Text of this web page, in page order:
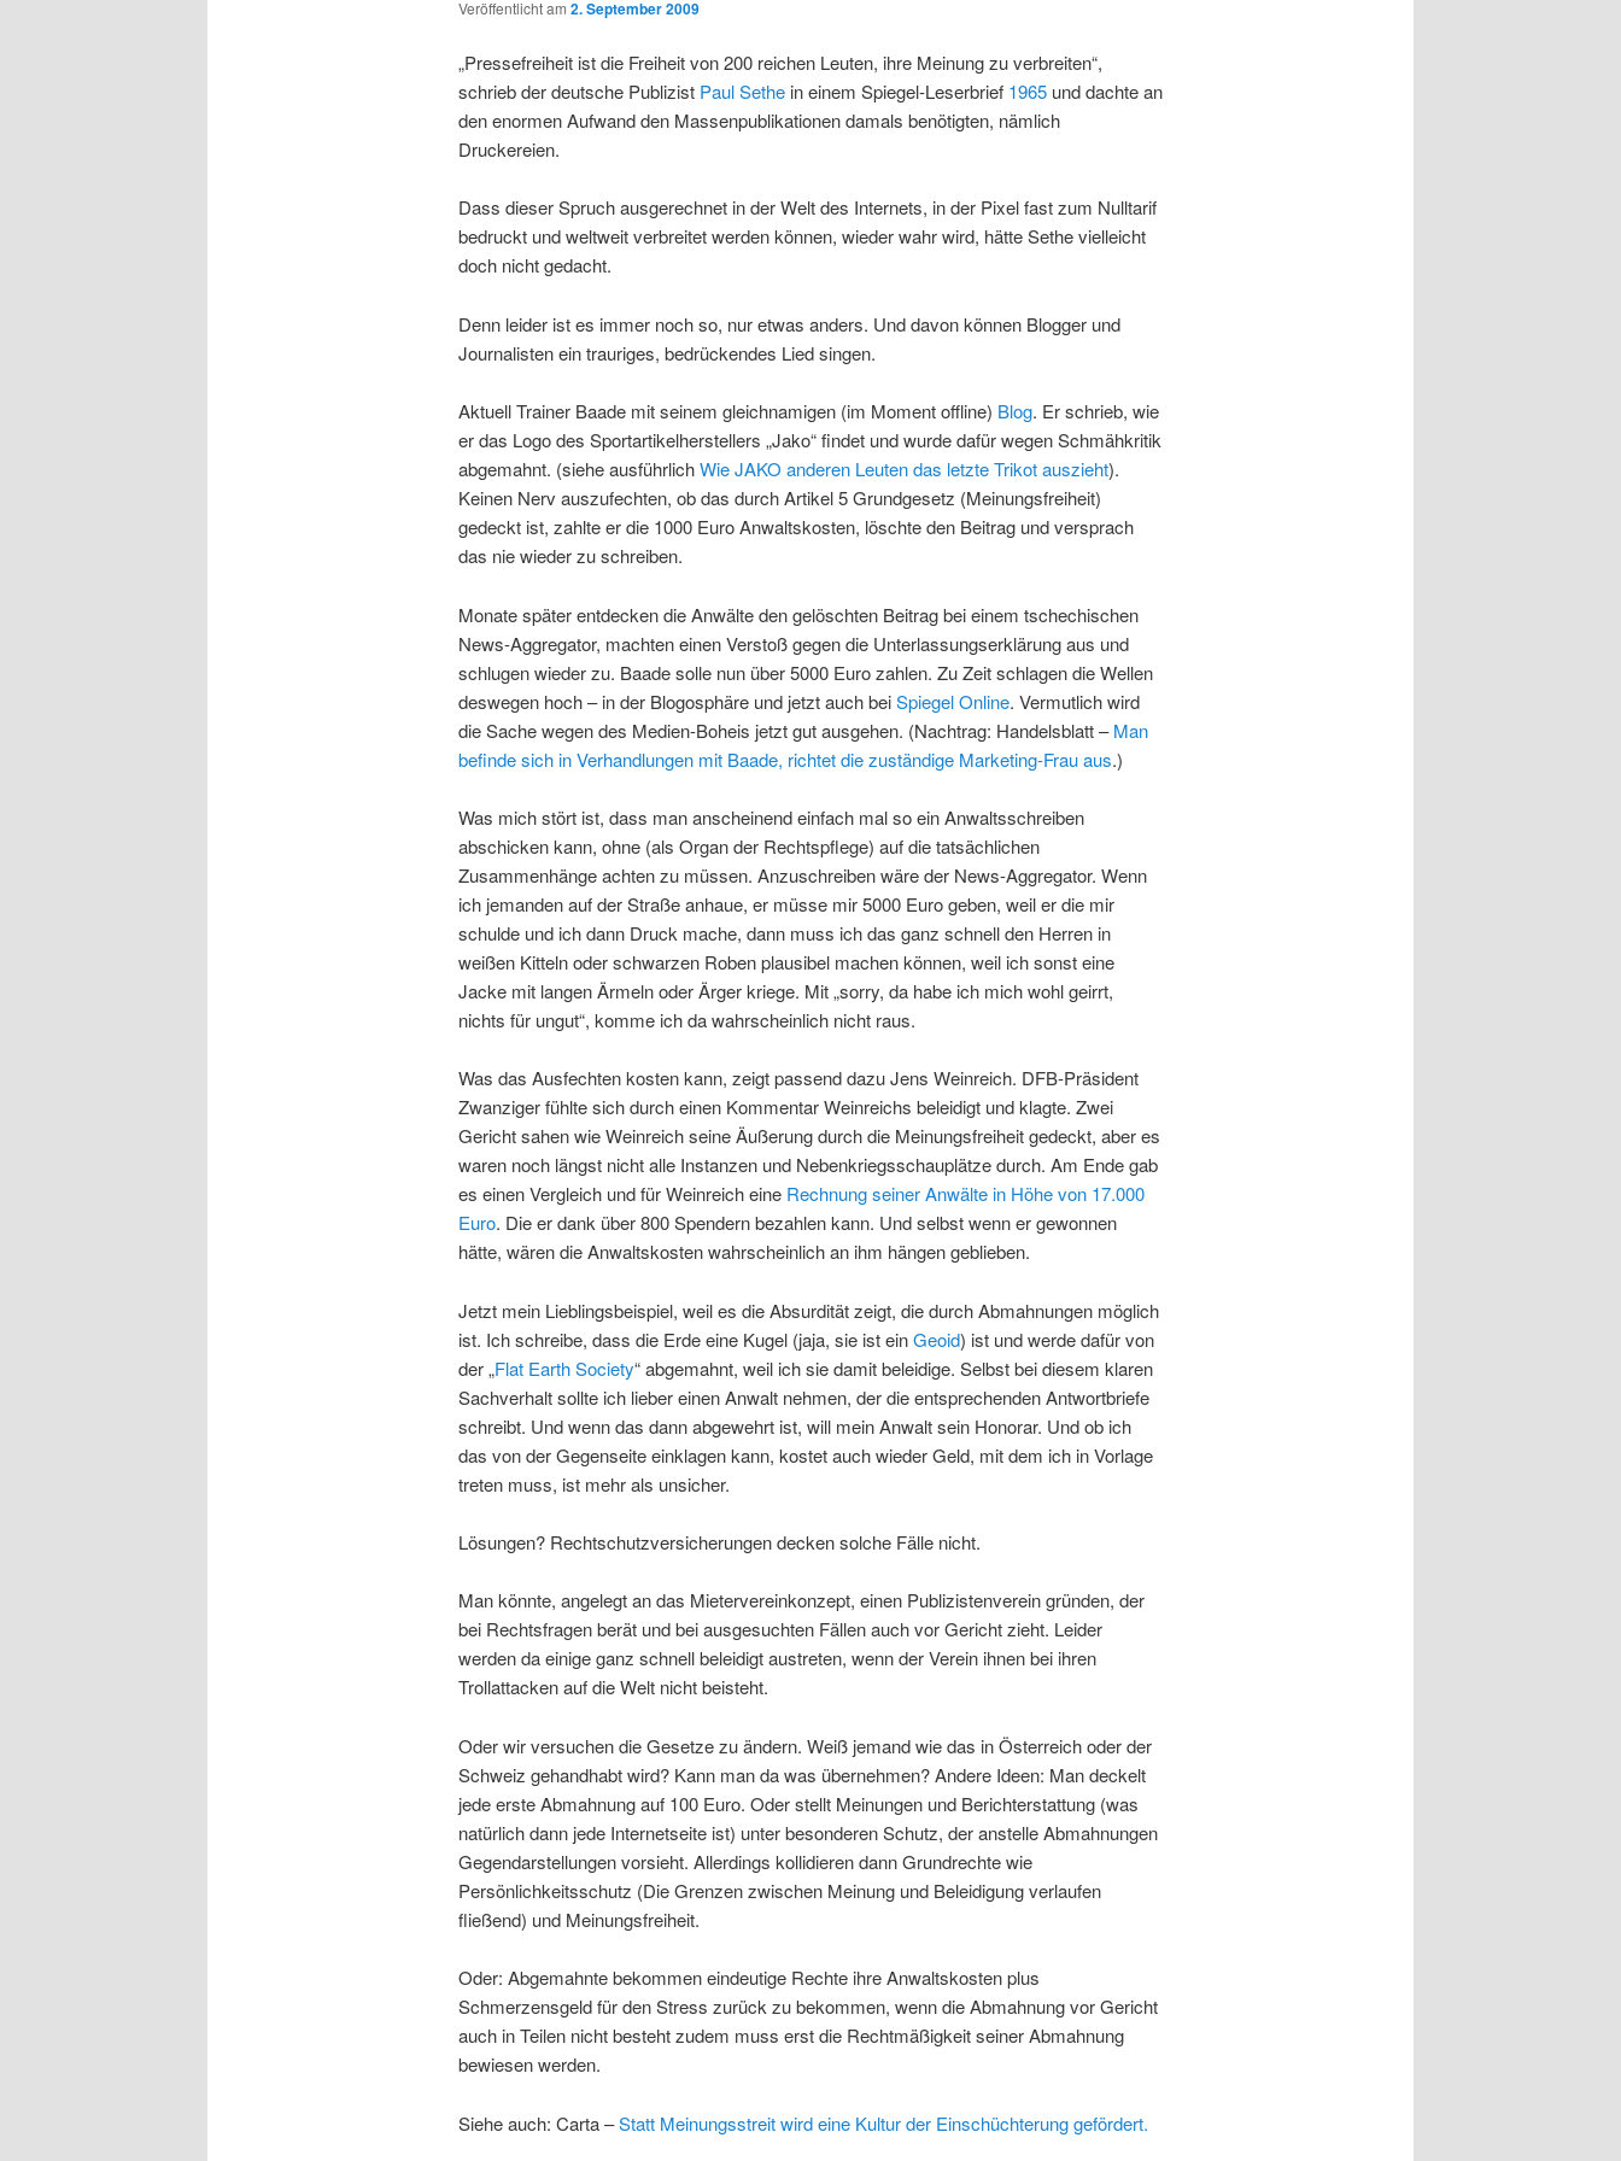
Veröffentlicht am 2. September 2009
„Pressefreiheit ist die Freiheit von 200 reichen Leuten, ihre Meinung zu verbreiten“,
schrieb der deutsche Publizist Paul Sethein einem Spiegel-Leserbrief 1965und dachte an
den enormen Aufwand den Massenpublikationen damals benötigten, nämlich
Druckereien.
Dass dieser Spruch ausgerechnet in der Welt des Internets, in der Pixel fast zum Nulltarif
bedruckt und weltweit verbreitet werden können, wieder wahr wird, hätte Sethe vielleicht
doch nicht gedacht.
Denn leider ist es immer noch so, nur etwas anders. Und davon können Blogger und
Journalisten ein trauriges, bedrückendes Lied singen.
Aktuell Trainer Baade mit seinem gleichnamigen (im Moment offline) Blog. Er schrieb, wie
er das Logo des Sportartikelherstellers „Jako“ findet und wurde dafür wegen Schmähkritik
abgemahnt. (siehe ausführlichWie JAKO anderen Leuten das letzte Trikot auszieht).
Keinen Nerv auszufechten, ob das durch Artikel 5 Grundgesetz (Meinungsfreiheit)
gedeckt ist, zahlte er die 1000 Euro Anwaltskosten, löschte den Beitrag und versprach
das nie wieder zu schreiben.
Monate später entdecken die Anwälte den gelöschten Beitrag bei einem tschechischen
News-Aggregator, machten einen Verstoß gegen die Unterlassungserklärung aus und
schlugen wieder zu. Baade solle nun über 5000 Euro zahlen. Zu Zeit schlagen die Wellen
deswegen hoch – in der Blogosphäre und jetzt auch beiSpiegel Online. Vermutlich wird
die Sache wegen des Medien-Boheis jetzt gut ausgehen. (Nachtrag: Handelsblatt –Man
befinde sich in Verhandlungen mit Baade, richtet die zuständige Marketing-Frau aus.)
Was mich stört ist, dass man anscheinend einfach mal so ein Anwaltsschreiben
abschicken kann, ohne (als Organ der Rechtspflege) auf die tatsächlichen
Zusammenhänge achten zu müssen. Anzuschreiben wäre der News-Aggregator. Wenn
ich jemanden auf der Straße anhaue, er müsse mir 5000 Euro geben, weil er die mir
schulde und ich dann Druck mache, dann muss ich das ganz schnell den Herren in
weißen Kitteln oder schwarzen Roben plausibel machen können, weil ich sonst eine
Jacke mit langen Ärmeln oder Ärger kriege. Mit „sorry, da habe ich mich wohl geirrt,
nichts für ungut“, komme ich da wahrscheinlich nicht raus.
Was das Ausfechten kosten kann, zeigt passend dazu Jens Weinreich. DFB-Präsident
Zwanziger fühlte sich durch einen Kommentar Weinreichs beleidigt und klagte. Zwei
Gericht sahen wie Weinreich seine Äußerung durch die Meinungsfreiheit gedeckt, aber es
waren noch längst nicht alle Instanzen und Nebenkriegsschauplätze durch. Am Ende gab
es einen Vergleich und für Weinreich eine Rechnung seiner Anwälte in Höhe von 17.000
Euro. Die er dank über 800 Spendern bezahlen kann. Und selbst wenn er gewonnen
hätte, wären die Anwaltskosten wahrscheinlich an ihm hängen geblieben.
Jetzt mein Lieblingsbeispiel, weil es die Absurdität zeigt, die durch Abmahnungen möglich
ist. Ich schreibe, dass die Erde eine Kugel (jaja, sie ist einGeoid) ist und werde dafür von
der „Flat Earth Society“ abgemahnt, weil ich sie damit beleidige. Selbst bei diesem klaren
Sachverhalt sollte ich lieber einen Anwalt nehmen, der die entsprechenden Antwortbriefe
schreibt. Und wenn das dann abgewehrt ist, will mein Anwalt sein Honorar. Und ob ich
das von der Gegenseite einklagen kann, kostet auch wieder Geld, mit dem ich in Vorlage
treten muss, ist mehr als unsicher.
Lösungen? Rechtschutzversicherungen decken solche Fälle nicht.
Man könnte, angelegt an das Mietervereinkonzept, einen Publizistenverein gründen, der
bei Rechtsfragen berät und bei ausgesuchten Fällen auch vor Gericht zieht. Leider
werden da einige ganz schnell beleidigt austreten, wenn der Verein ihnen bei ihren
Trollattacken auf die Welt nicht beisteht.
Oder wir versuchen die Gesetze zu ändern. Weiß jemand wie das in Österreich oder der
Schweiz gehandhabt wird? Kann man da was übernehmen? Andere Ideen: Man deckelt
jede erste Abmahnung auf 100 Euro. Oder stellt Meinungen und Berichterstattung (was
natürlich dann jede Internetseite ist) unter besonderen Schutz, der anstelle Abmahnungen
Gegendarstellungen vorsieht. Allerdings kollidieren dann Grundrechte wie
Persönlichkeitsschutz (Die Grenzen zwischen Meinung und Beleidigung verlaufen
fließend) und Meinungsfreiheit.
Oder: Abgemahnte bekommen eindeutige Rechte ihre Anwaltskosten plus
Schmerzensgeld für den Stress zurück zu bekommen, wenn die Abmahnung vor Gericht
auch in Teilen nicht besteht zudem muss erst die Rechtmäßigkeit seiner Abmahnung
bewiesen werden.
Siehe auch: Carta –Statt Meinungsstreit wird eine Kultur der Einschüchterung gefördert.